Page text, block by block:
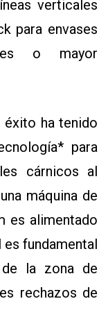
verticales
para envases
o mayor
éxito ha tenido
para
cárnicos al
máquina de
es alimentado
fundamental
la zona de
rechazos de